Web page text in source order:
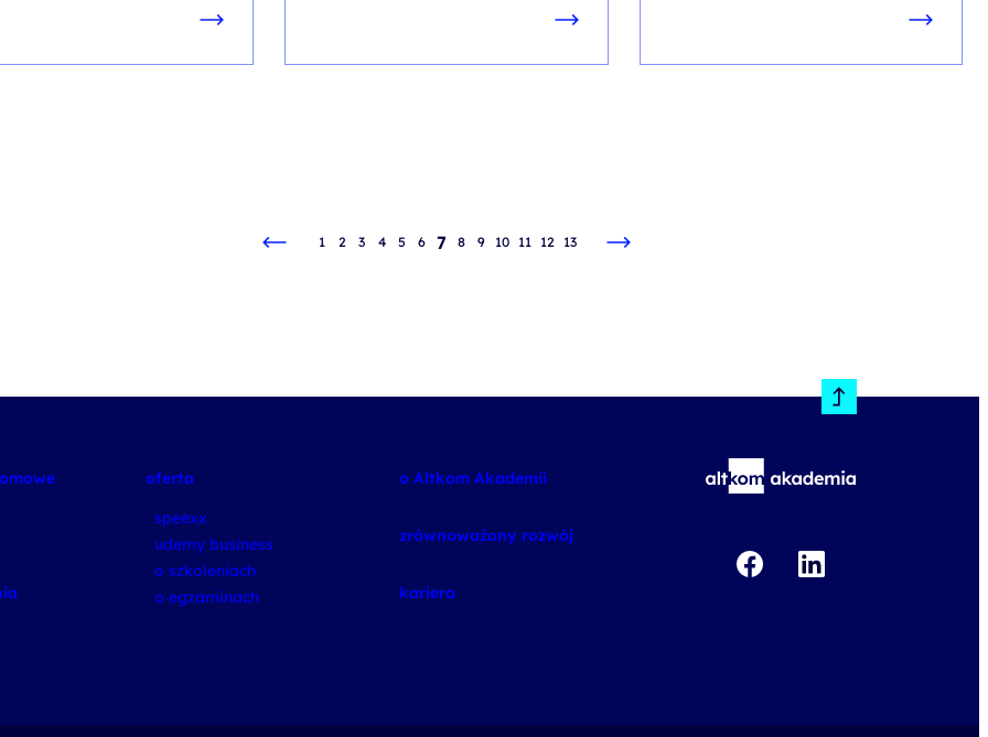
1 2 3 4 5 6 7 8 9 10 11 12 13
oferta
speexx
udemy business
o szkoleniach
o egzaminach
o Altkom Akademii
zrównoważony rozwój
kariera